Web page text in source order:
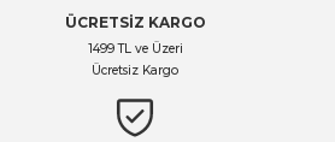
ÜCRETSİZ KARGO
1499 TL ve Üzeri
Ücretsiz Kargo